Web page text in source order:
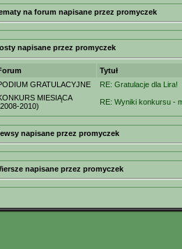
na forum napisane przez promyczek
napisane przez promyczek
Tytuł
GRATULACYJNE
RE: Gratulacje dla Lira!
MIESIĄCA
2010)
RE: Wyniki konkursu -
napisane przez promyczek
napisane przez promyczek